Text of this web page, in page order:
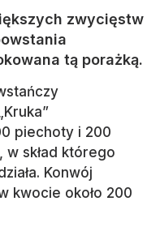
zwycięstw
tą porażką.
piechoty i 200
w skład którego
Konwój
kwocie około 200